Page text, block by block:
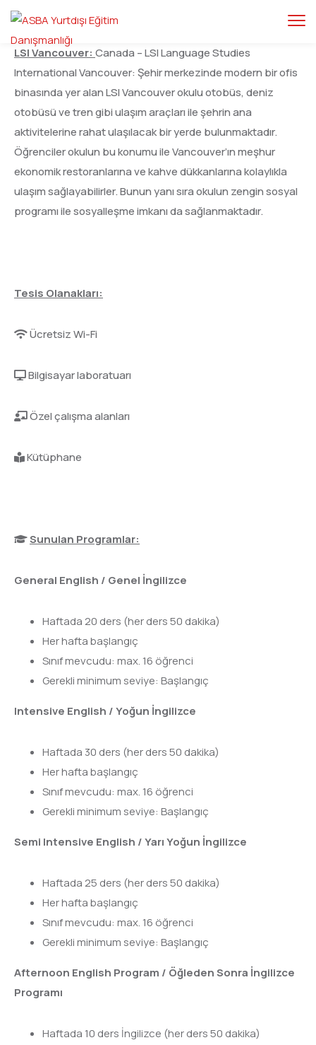
LSI Vancouver: Canada – LSI Language Studies
International Vancouver: Şehir merkezinde modern bir ofis
binasında yer alan LSI Vancouver okulu otobüs, deniz
otobüsü ve tren gibi ulaşım araçları ile şehrin ana
aktivitelerine rahat ulaşılacak bir yerde bulunmaktadır.
Öğrenciler okulun bu konumu ile Vancouver’ın meşhur
ekonomik restoranlarına ve kahve dükkanlarına kolaylıkla
ulaşım sağlayabilirler. Bunun yanı sıra okulun zengin sosyal
programı ile sosyalleşme imkanı da sağlanmaktadır.
Tesis Olanakları:
Ücretsiz Wi-Fi
Bilgisayar laboratuarı
Özel çalışma alanları
Kütüphane
Sunulan Programlar:
General English / Genel İngilizce
Haftada 20 ders (her ders 50 dakika)
Her hafta başlangıç
Sınıf mevcudu: max. 16 öğrenci
Gerekli minimum seviye: Başlangıç
Intensive English / Yoğun İngilizce
Haftada 30 ders (her ders 50 dakika)
Her hafta başlangıç
Sınıf mevcudu: max. 16 öğrenci
Gerekli minimum seviye: Başlangıç
Semi Intensive English / Yarı Yoğun İngilizce
Haftada 25 ders (her ders 50 dakika)
Her hafta başlangıç
Sınıf mevcudu: max. 16 öğrenci
Gerekli minimum seviye: Başlangıç
Afternoon English Program / Öğleden Sonra İngilizce
Programı
Haftada 10 ders İngilizce (her ders 50 dakika)